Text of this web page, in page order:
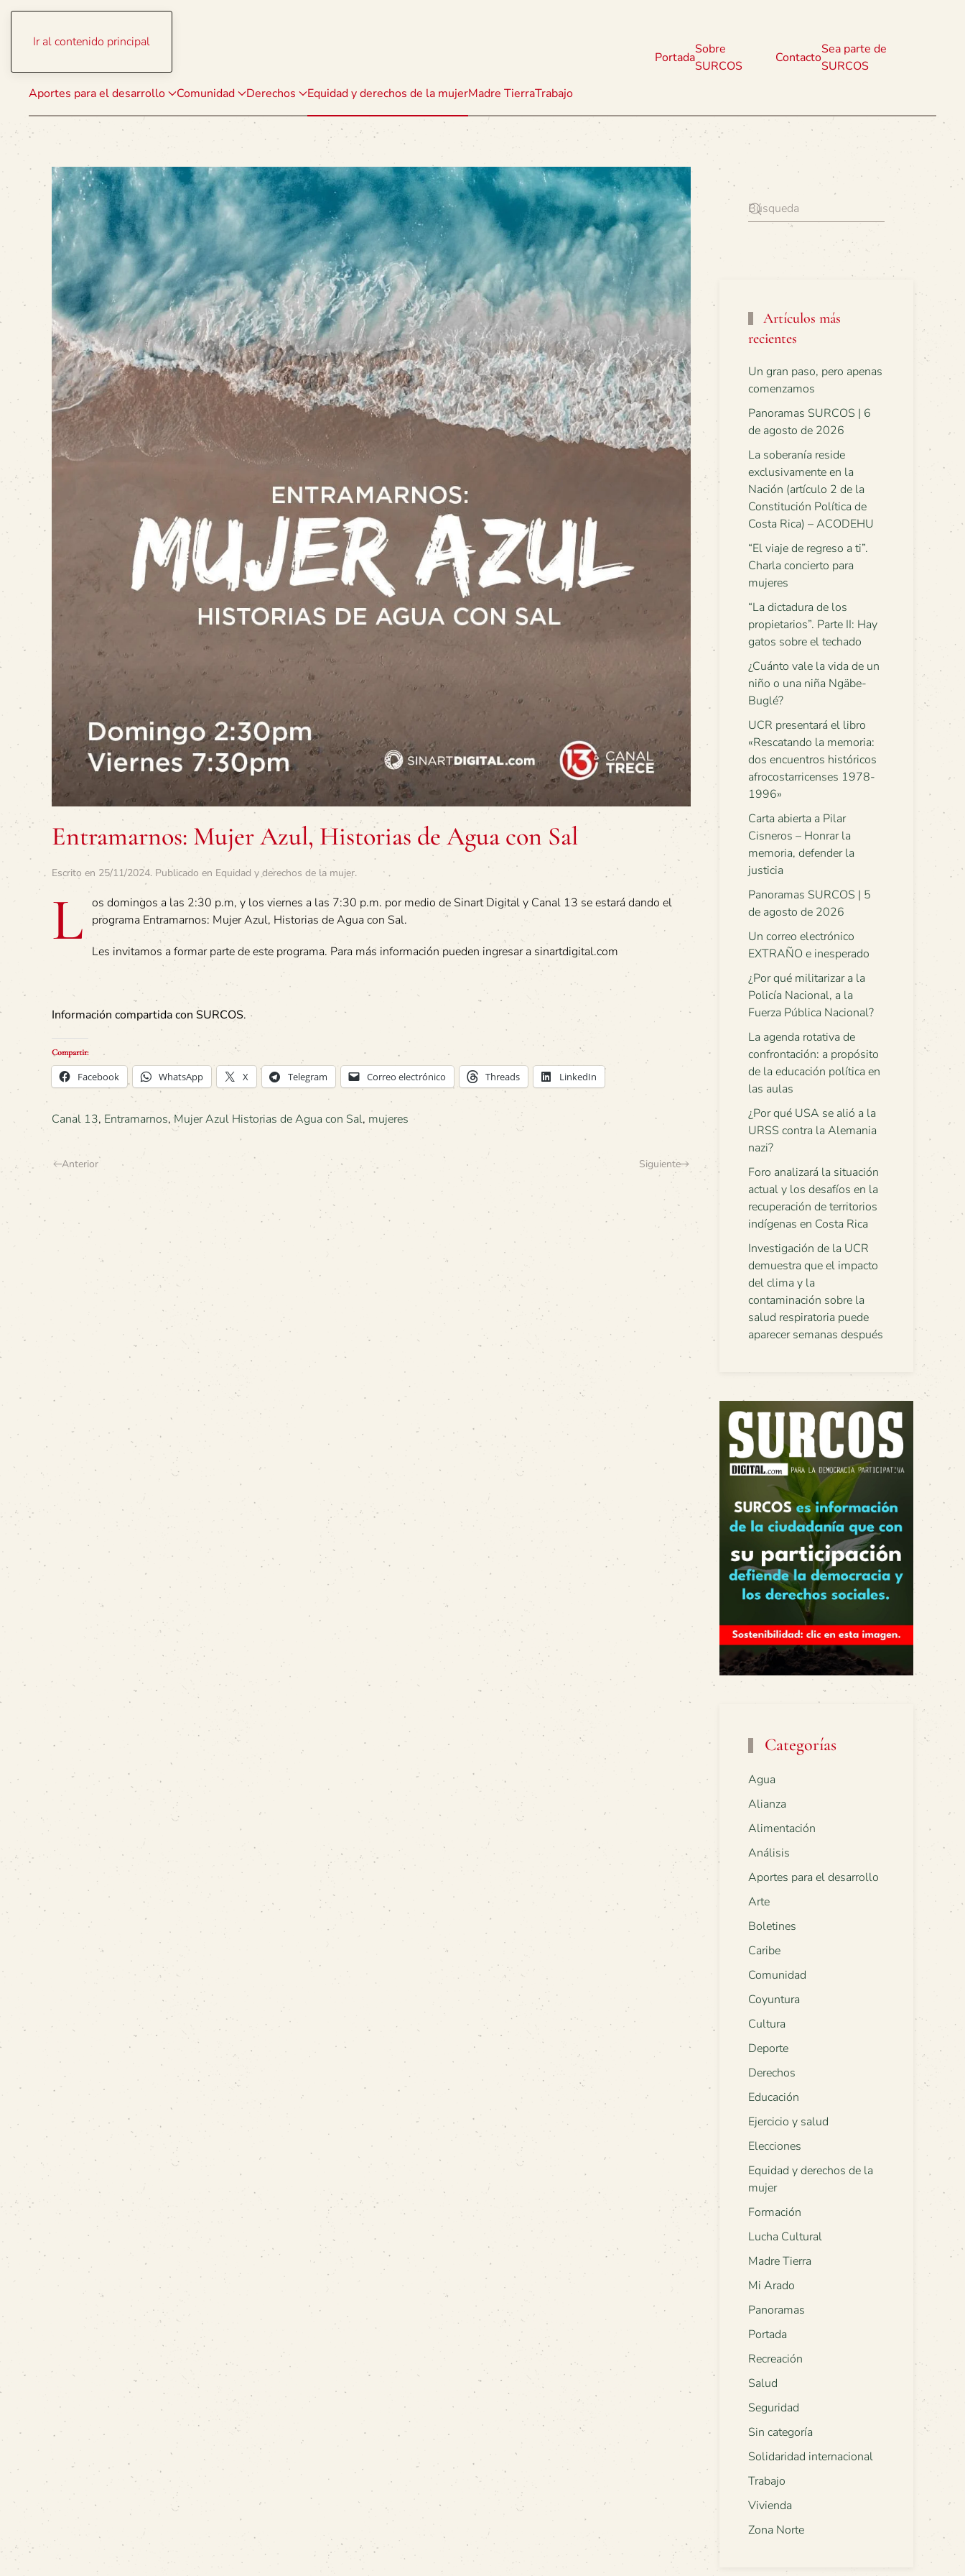
Ir al contenido principal
Aportes para el desarrollo Comunidad Derechos Equidad y derechos de la mujerMadre TierraTrabajo
Portada
Sobre
SURCOS
Contacto
Sea parte de
SURCOS
Entramarnos: Mujer Azul, Historias de Agua con Sal
Escrito en 25/11/2024. Publicado en Equidad y derechos de la mujer.
L os domingos a las 2:30 p.m, y los viernes a las 7:30 p.m. por medio de Sinart Digital y Canal 13 se estará dando el
programa Entramarnos: Mujer Azul, Historias de Agua con Sal.
Les invitamos a formar parte de este programa. Para más información pueden ingresar a sinartdigital.com
Información compartida con SURCOS.
Compartir:
Facebook WhatsApp X Telegram Correo electrónico Threads LinkedIn
Canal 13, Entramarnos,Mujer Azul Historias de Agua con Sal, mujeres
Anterior Siguiente
Artículos más
recientes
Un gran paso, pero apenas
comenzamos
Panoramas SURCOS | 6
de agosto de 2026
La soberanía reside
exclusivamente en la
Nación (artículo 2 de la
Constitución Política de
Costa Rica) – ACODEHU
“El viaje de regreso a ti”.
Charla concierto para
mujeres
“La dictadura de los
propietarios”. Parte II: Hay
gatos sobre el techado
¿Cuánto vale la vida de un
niño o una niña Ngäbe-
Buglé?
UCR presentará el libro
«Rescatando la memoria:
dos encuentros históricos
afrocostarricenses 1978-
1996»
Carta abierta a Pilar
Cisneros – Honrar la
memoria, defender la
justicia
Panoramas SURCOS | 5
de agosto de 2026
Un correo electrónico
EXTRAÑO e inesperado
¿Por qué militarizar a la
Policía Nacional, a la
Fuerza Pública Nacional?
La agenda rotativa de
confrontación: a propósito
de la educación política en
las aulas
¿Por qué USA se alió a la
URSS contra la Alemania
nazi?
Foro analizará la situación
actual y los desafíos en la
recuperación de territorios
indígenas en Costa Rica
Investigación de la UCR
demuestra que el impacto
del clima y la
contaminación sobre la
salud respiratoria puede
aparecer semanas después
Categorías
Agua
Alianza
Alimentación
Análisis
Aportes para el desarrollo
Arte
Boletines
Caribe
Comunidad
Coyuntura
Cultura
Deporte
Derechos
Educación
Ejercicio y salud
Elecciones
Equidad y derechos de la
mujer
Formación
Lucha Cultural
Madre Tierra
Mi Arado
Panoramas
Portada
Recreación
Salud
Seguridad
Sin categoría
Solidaridad internacional
Trabajo
Vivienda
Zona Norte